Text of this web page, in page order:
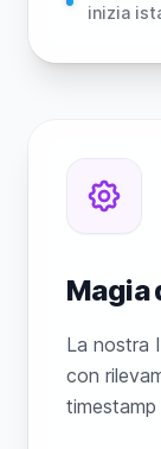
inizia
Magia
La nostra
con